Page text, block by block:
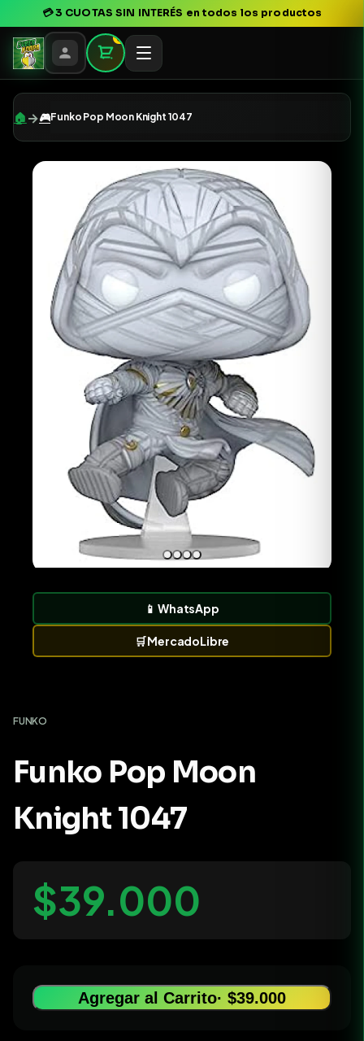
💳3 CUOTAS SIN INTERÉS en todos los productos
0
🏠 →🎮Funko Pop Moon Knight 1047
📱WhatsApp
🛒MercadoLibre
FUNKO
Funko Pop Moon
Knight 1047
$39.000
Agregar al Carrito· $39.000